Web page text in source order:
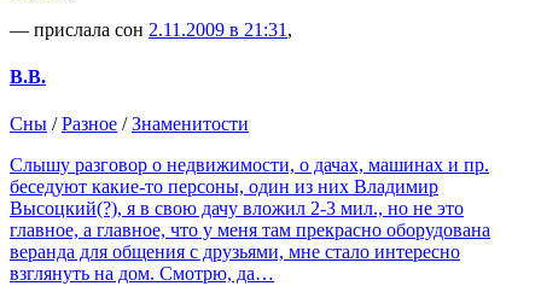
— прислала сон 2.11.2009 в 21:31 ,
В.В.
Сны /Разное /Знаменитости
Слышу разговор о недвижимости, о дачах, машинах и пр.
беседуют какие-то персоны, один из них Владимир
Высоцкий(?), я в свою дачу вложил 2-3 мил., но не это
главное, а главное, что у меня там прекрасно оборудована
веранда для общения с друзьями, мне стало интересно
взглянуть на дом. Смотрю, да…